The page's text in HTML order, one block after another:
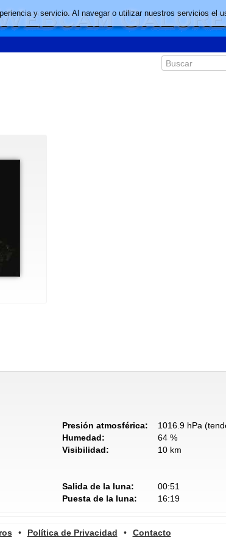
Presión atmosférica:
1016.9 hPa
Humedad:
64 %
Visibilidad:
10 km
Salida de la luna:
00:51
Puesta de la luna:
16:19
• Política de Privacidad •
Contacto
y servicio. Al navegar o utilizar nuestros servicios el